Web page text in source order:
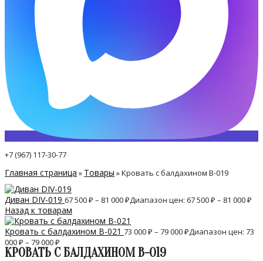
+7 (967) 117-30-77
Главная страница » Товары »Кровать с балдахином B-019
Диван DIV-019 67 500₽ – 81 000₽Диапазон цен: 67 500 ₽ – 81 000 ₽
Назад к товарам
Кровать с балдахином B-021 73 000₽ – 79 000₽Диапазон цен: 73
000 ₽ – 79 000 ₽
КРОВАТЬ С БАЛДАХИНОМ B-019